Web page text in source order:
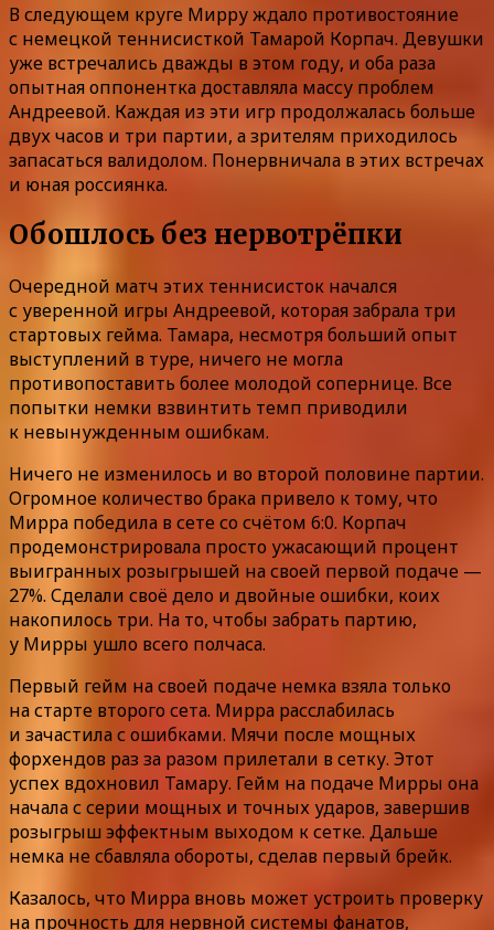
В следующем круге Мирру ждало противостояние
с немецкой теннисисткой Тамарой Корпач. Девушки
уже встречались дважды в этом году, и оба раза
опытная оппонентка доставляла массу проблем
Андреевой. Каждая из эти игр продолжалась больше
двух часов и три партии, а зрителям приходилось
запасаться валидолом. Понервничала в этих встречах
и юная россиянка.
Обошлось без нервотрёпки
Очередной матч этих теннисисток начался
с уверенной игры Андреевой, которая забрала три
стартовых гейма. Тамара, несмотря больший опыт
выступлений в туре, ничего не могла
противопоставить более молодой сопернице. Все
попытки немки взвинтить темп приводили
к невынужденным ошибкам.
Ничего не изменилось и во второй половине партии.
Огромное количество брака привело к тому, что
Мирра победила в сете со счётом 6:0. Корпач
продемонстрировала просто ужасающий процент
выигранных розыгрышей на своей первой подаче —
27%. Сделали своё дело и двойные ошибки, коих
накопилось три. На то, чтобы забрать партию,
у Мирры ушло всего полчаса.
Первый гейм на своей подаче немка взяла только
на старте второго сета. Мирра расслабилась
и зачастила с ошибками. Мячи после мощных
форхендов раз за разом прилетали в сетку. Этот
успех вдохновил Тамару. Гейм на подаче Мирры она
начала с серии мощных и точных ударов, завершив
розыгрыш эффектным выходом к сетке. Дальше
немка не сбавляла обороты, сделав первый брейк.
Казалось, что Мирра вновь может устроить проверку
на прочность для нервной системы фанатов,